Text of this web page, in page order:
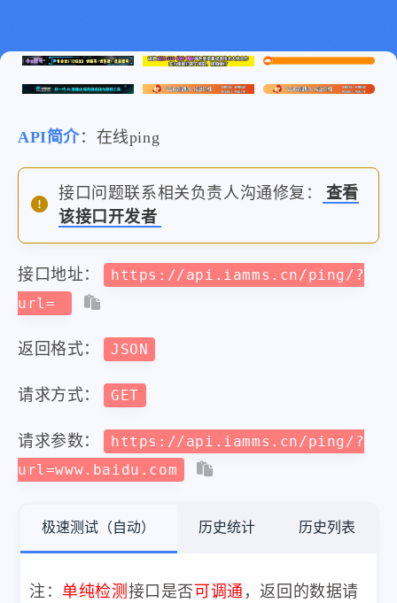
API简介：在线ping
接口问题联系相关负责人沟通修复：
查看
该接口开发者
接口地址：
https://api.iamms.cn/ping/?
url=
返回格式： JSON
请求方式： GET
请求参数：
https://api.iamms.cn/ping/?
url=www.baidu.com
极速测试（自动） 历史统计 历史列表
注： 单纯检测 接口是否 可调通 ，返回的数据请